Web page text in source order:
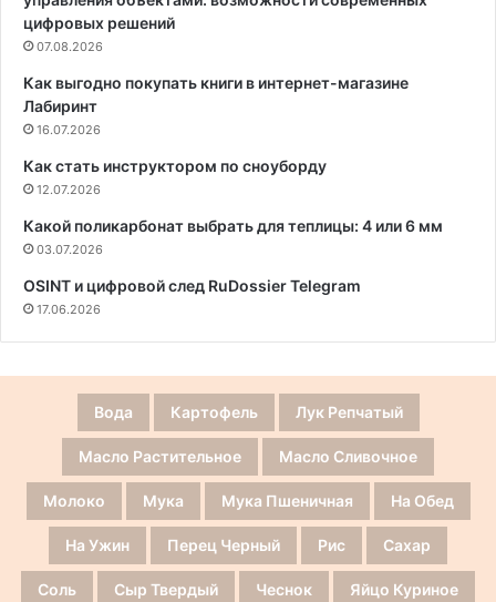
цифровых решений
07.08.2026
Как выгодно покупать книги в интернет-магазине
Лабиринт
16.07.2026
Как стать инструктором по сноуборду
12.07.2026
Какой поликарбонат выбрать для теплицы: 4 или 6 мм
03.07.2026
OSINT и цифровой след RuDossier Telegram
17.06.2026
Вода Картофель Лук Репчатый
Масло Растительное Масло Сливочное
Молоко Мука Мука Пшеничная На Обед
На Ужин Перец Черный Рис Сахар
Соль Сыр Твердый Чеснок Яйцо Куриное